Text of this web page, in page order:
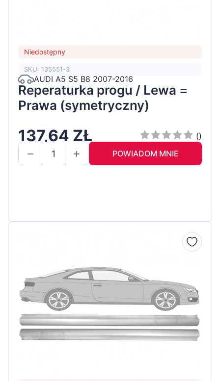
Niedostępny
SKU: 135551-3
AUDI A5 S5 B8 2007-2016
Reperaturka progu / Lewa =
Prawa (symetryczny)
137,64 ZŁ
()
POWIADOM MNIE